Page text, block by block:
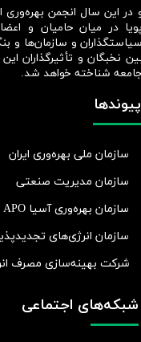
پیوندها
سازمان ملی بهره‌وری ایران
سازمان مدیریت صنعتی
سازمان بهره‌وری آسیا APO
سازمان انرژی‌های
شرکت بهينه‌سازی مصرف
شبکه‌های اجتماعی
در این سال انجمن بهره‌وری
در میان حامیان و
و سازمان‌ها و
نخبگان و تأثیرگذاران
شناخته خواهد شد.​​​​​​​